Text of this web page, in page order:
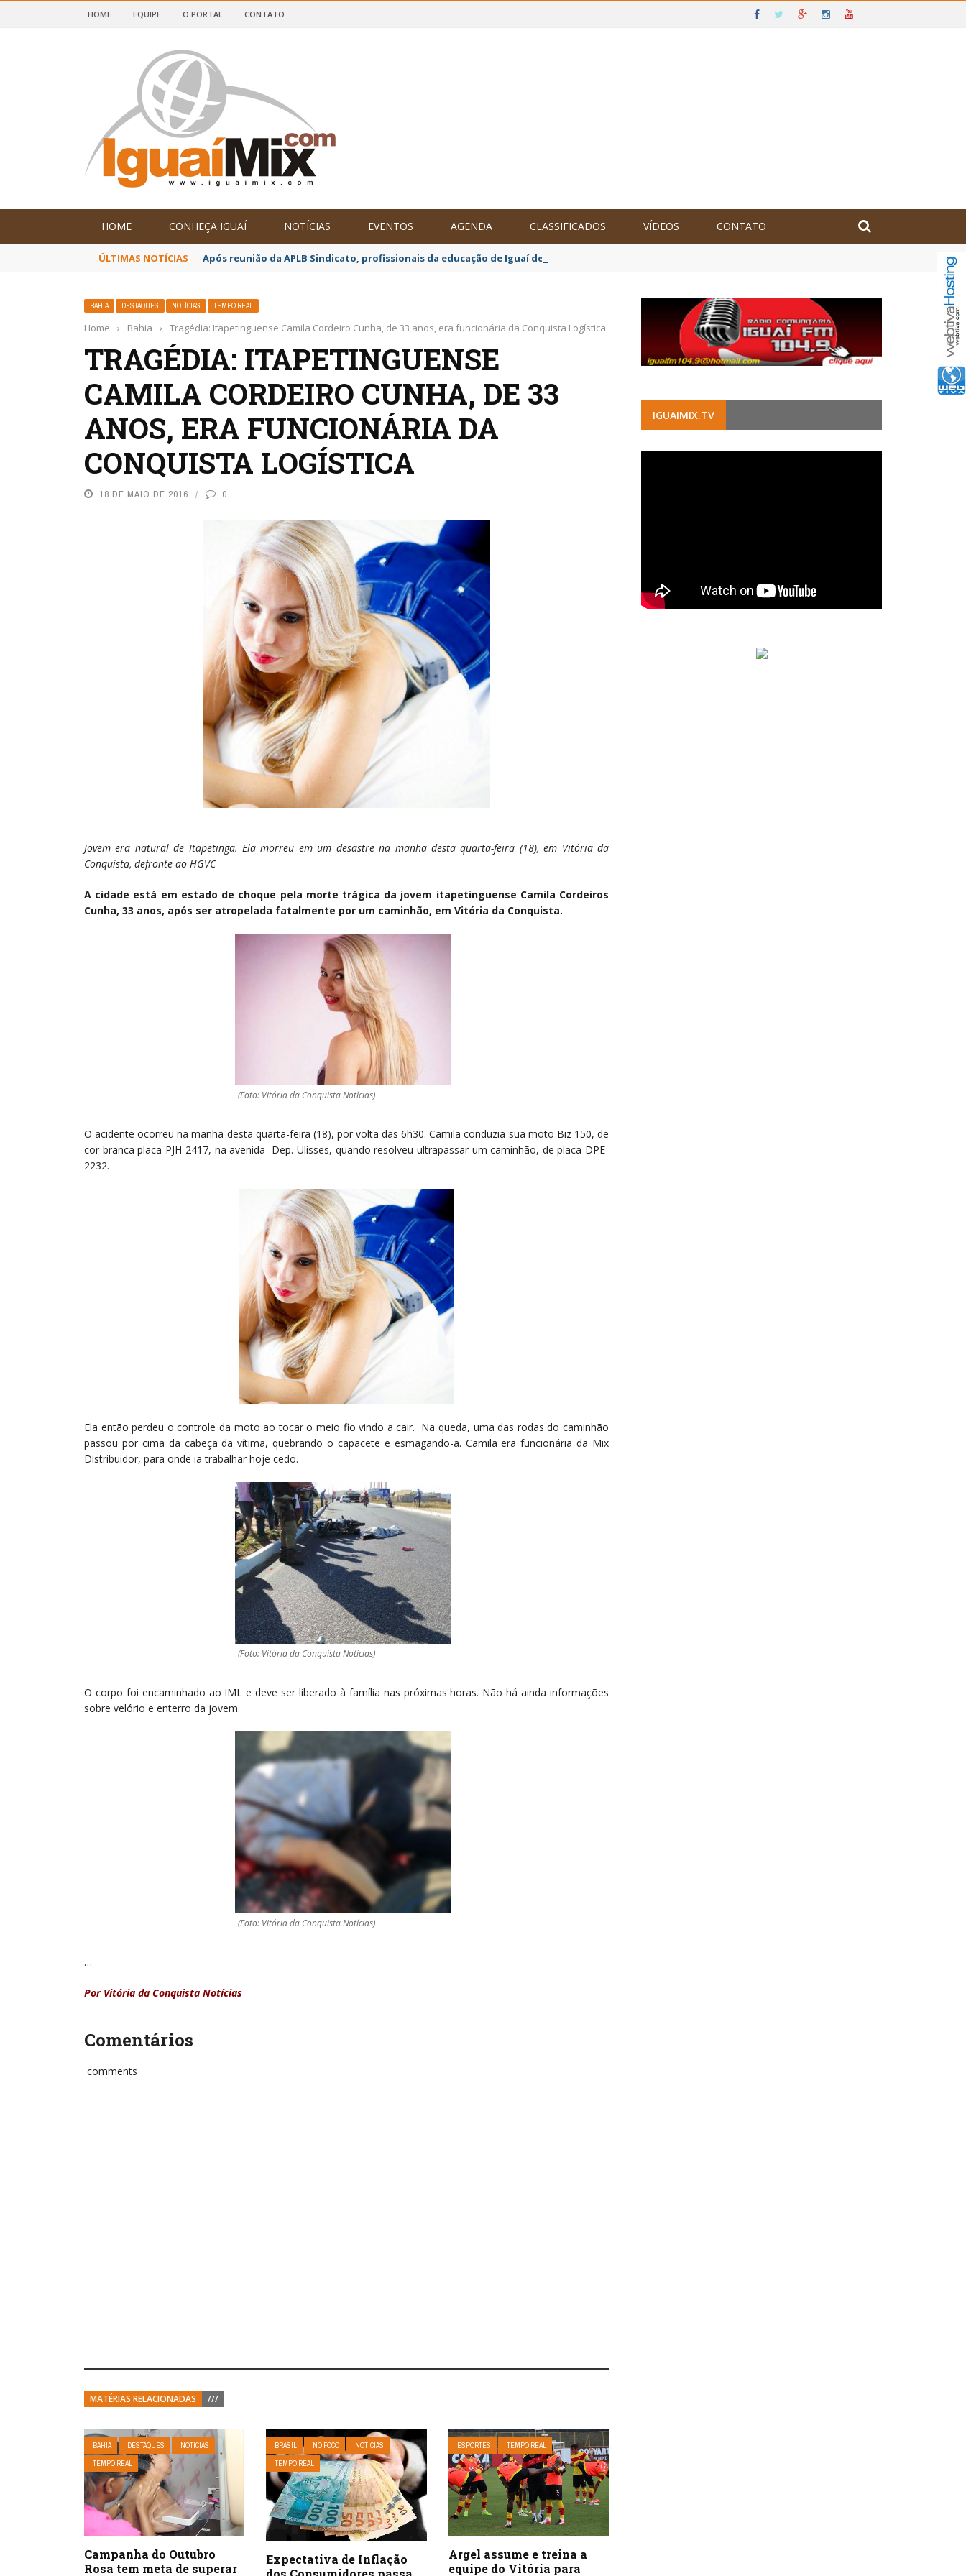
E SUDOESTE DA BAHIA
HOME EQUIPE O PORTAL CONTATO
HOME CONHEÇA IGUAÍ NOTÍCIAS EVENTOS AGENDA CLASSIFICADOS VÍDEOS CONTATO
ÚLTIMAS NOTÍCIAS Após reunião da APLB Sindicato, profissionais da educação de Iguaí decretam mobilização
BAHIA DESTAQUES NOTÍCIAS TEMPO REAL
Home › Bahia › Tragédia: Itapetinguense Camila Cordeiro Cunha, de 33 anos, era funcionária da Conquista Logística
TRAGÉDIA: ITAPETINGUENSE
CAMILA CORDEIRO CUNHA, DE 33
ANOS, ERA FUNCIONÁRIA DA
CONQUISTA LOGÍSTICA
18 DE MAIO DE 2016 0
Jovem era natural de Itapetinga. Ela morreu em um desastre na manhã desta quarta-feira (18), em Vitória da
Conquista, defronte ao HGVC
A cidade está em estado de choque pela morte trágica da jovem itapetinguense Camila Cordeiros
Cunha, 33 anos, após ser atropelada fatalmente por um caminhão, em Vitória da Conquista.
(Foto: Vitória da Conquista Notícias)
O acidente ocorreu na manhã desta quarta-feira (18), por volta das 6h30. Camila conduzia sua moto Biz 150, de
cor branca placa PJH-2417, na avenida Dep. Ulisses, quando resolveu ultrapassar um caminhão, de placa DPE-
2232.
Ela então perdeu o controle da moto ao tocar o meio fio vindo a cair. Na queda, uma das rodas do caminhão
passou por cima da cabeça da vítima, quebrando o capacete e esmagando-a. Camila era funcionária da Mix
Distribuidor, para onde ia trabalhar hoje cedo.
(Foto: Vitória da Conquista Notícias)
O corpo foi encaminhado ao IML e deve ser liberado à família nas próximas horas. Não há ainda informações
sobre velório e enterro da jovem.
(Foto: Vitória da Conquista Notícias)
…
Por Vitória da Conquista Notícias
Comentários
comments
MATÉRIAS RELACIONADAS ///
BAHIA DESTAQUES
NOTÍCIAS
TEMPO REAL
Campanha do Outubro
Rosa tem meta de superar
BRASIL NO FOCO
NOTÍCIAS
TEMPO REAL
Expectativa de Inflação
ESPORTES TEMPO REAL
Argel assume e treina a
equipe do Vitória para
IGUAIMIX.TV